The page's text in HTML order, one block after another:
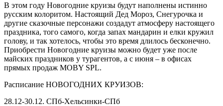
В этом году Новогодние круизы будут наполнены истинно
русским колоритом. Настоящий Дед Мороз, Снегурочка и
другие сказочные персонажи создадут атмосферу настоящего
праздника, того самого, когда запах мандарин и елки кружил
голову, и так хотелось, чтобы это время длилось бесконечно.
Приобрести Новогодние круизы можно будет уже после
майских праздников у турагентов, а с июня – в офисах
прямых продаж MOBY SPL.
Расписание НОВОГОДНИХ КРУИЗОВ:
28.12-30.12. СПб-Хельсинки-СПб